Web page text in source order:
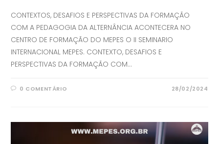
CONTEXTOS, DESAFIOS E PERSPECTIVAS DA FORMAÇÃO
COM A PEDAGOGIA DA ALTERNÂNCIA ACONTECERA NO
CENTRO DE FORMAÇÃO DO MEPES O II SEMINARIO
INTERNACIONAL MEPES. CONTEXTO, DESAFIOS E
PERSPECTIVAS DA FORMAÇÃO COM…
0 COMENTÁRIO 28/02/2024